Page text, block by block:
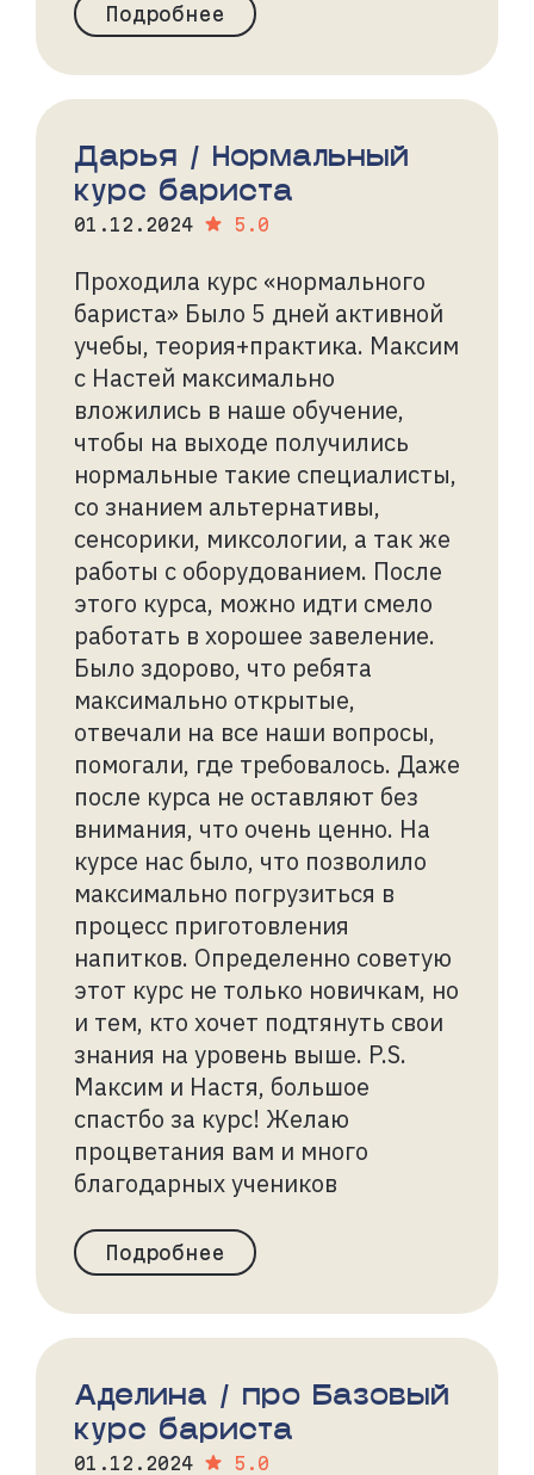
Подробнее
Дарья / Нормальный
курс бариста
01.12.2024 5.0
Проходила курс «нормального
бариста» Было 5 дней активной
учебы, теория+практика. Максим
с Настей максимально
вложились в наше обучение,
чтобы на выходе получились
нормальные такие специалисты,
со знанием альтернативы,
сенсорики, миксологии, а так же
работы с оборудованием. После
этого курса, можно идти смело
работать в хорошее завеление.
Было здорово, что ребята
максимально открытые,
отвечали на все наши вопросы,
помогали, где требовалось. Даже
после курса не оставляют без
внимания, что очень ценно. На
курсе нас было, что позволило
максимально погрузиться в
процесс приготовления
напитков. Определенно советую
этот курс не только новичкам, но
и тем, кто хочет подтянуть свои
знания на уровень выше. P.S.
Максим и Настя, большое
спастбо за курс! Желаю
процветания вам и много
благодарных учеников
Подробнее
Аделина / про Базовый
курс бариста
01.12.2024 5.0